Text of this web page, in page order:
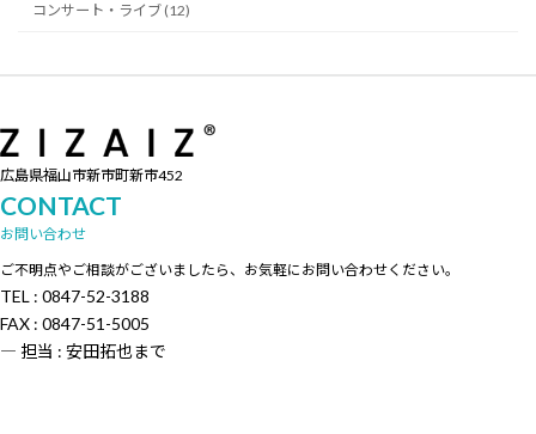
コンサート・ライブ (12)
広島県福山市新市町新市452
CONTACT
お問い合わせ
ご不明点やご相談がございましたら、お気軽にお問い合わせください。
TEL : 0847-52-3188
FAX : 0847-51-5005
― 担当 : 安田拓也まで